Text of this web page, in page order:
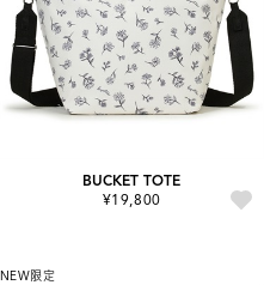
BUCKET TOTE
¥19,800
NEW限定